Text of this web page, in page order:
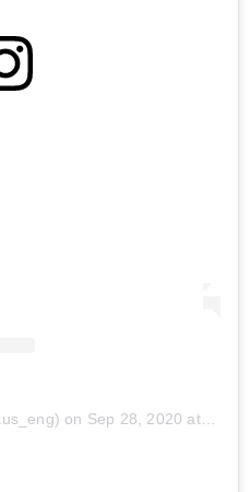
on Sep 28, 2020 at 5:58am PDT